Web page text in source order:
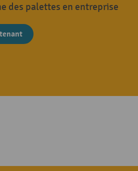
des palettes en entreprise